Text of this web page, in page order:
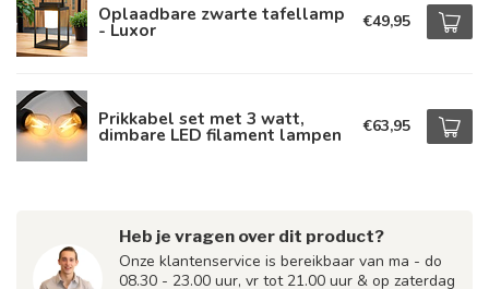
Oplaadbare zwarte tafellamp
- Luxor €49,95
Prikkabel set met 3 watt,
dimbare LED filament lampen €63,95
Heb je vragen over dit product?
Onze klantenservice is bereikbaar van ma - do
08.30 - 23.00 uur, vr tot 21.00 uur & op zaterdag